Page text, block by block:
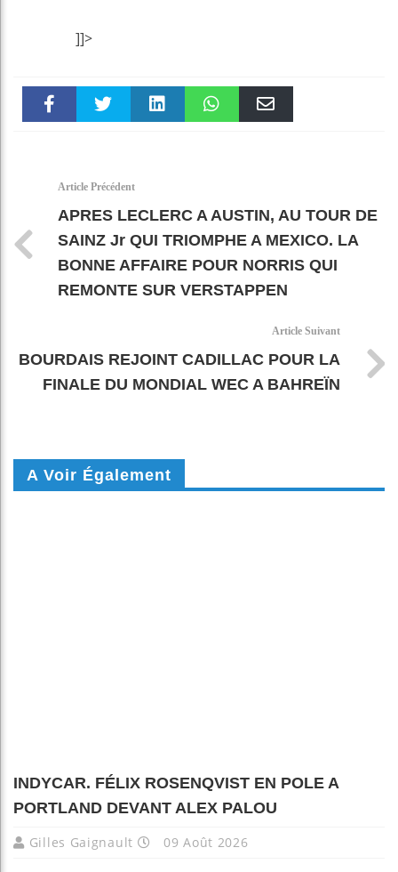
]]>
Article Précédent
APRES LECLERC A AUSTIN, AU TOUR DE
SAINZ Jr QUI TRIOMPHE A MEXICO. LA
BONNE AFFAIRE POUR NORRIS QUI
REMONTE SUR VERSTAPPEN
Article Suivant
BOURDAIS REJOINT CADILLAC POUR LA
FINALE DU MONDIAL WEC A BAHREÏN
A Voir Également
INDYCAR. FÉLIX ROSENQVIST EN POLE A
PORTLAND DEVANT ALEX PALOU
Gilles Gaignault 09 Août 2026